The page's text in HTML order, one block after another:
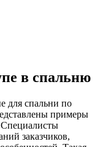
в спальню
для спальни по
примеры
заказчиков,